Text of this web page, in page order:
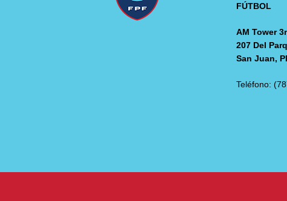
FÚTBOL
AM Tower
207 Del
San Juan,
Teléfono: